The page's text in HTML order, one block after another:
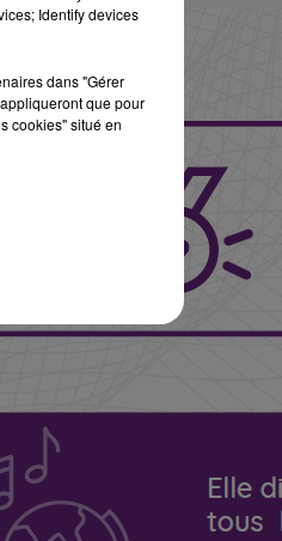
Identify devices
dans "Gérer
que pour
cookies" situé en